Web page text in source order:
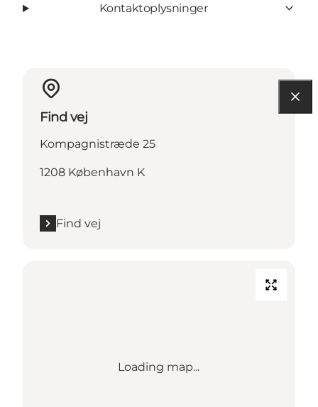
Kontaktoplysninger
Find vej
Kompagnistræde 25
1208 København K
Find vej
Loading map...